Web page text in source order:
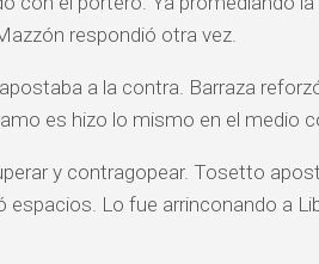
respondió otra vez.
a la contra. Barraza
es hizo lo mismo en el medio
y contragopear. Tosetto
Lo fue arrinconando a